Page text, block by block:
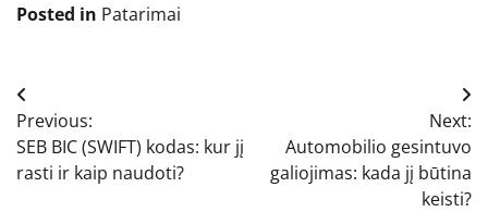
Posted in Patarimai
Navigacija
tarp
įrašų
Previous:
SEB BIC (SWIFT) kodas: kur jį
rasti ir kaip naudoti?
Next:
Automobilio gesintuvo
galiojimas: kada jį būtina
keisti?